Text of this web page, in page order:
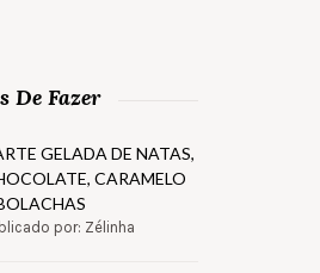
De Fazer
GELADA DE NATAS,
CARAMELO
por: Zélinha